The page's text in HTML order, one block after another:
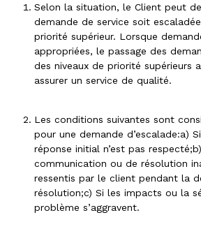
Selon la situation, le Client peut
demande de service soit
priorité supérieur. Lorsque
appropriées, le passage des
des niveaux de priorité supérieurs
assurer un service de qualité.
Les conditions suivantes sont
pour une demande d’escalade:a)
réponse initial n’est pas
communication ou de résolution
ressentis par le client pendant la
résolution;c) Si les impacts ou la
problème s’aggravent.